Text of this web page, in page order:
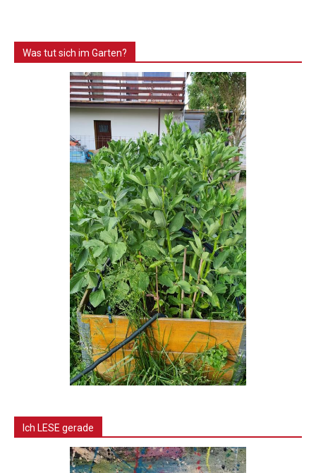
Was tut sich im Garten?
Ich LESE gerade